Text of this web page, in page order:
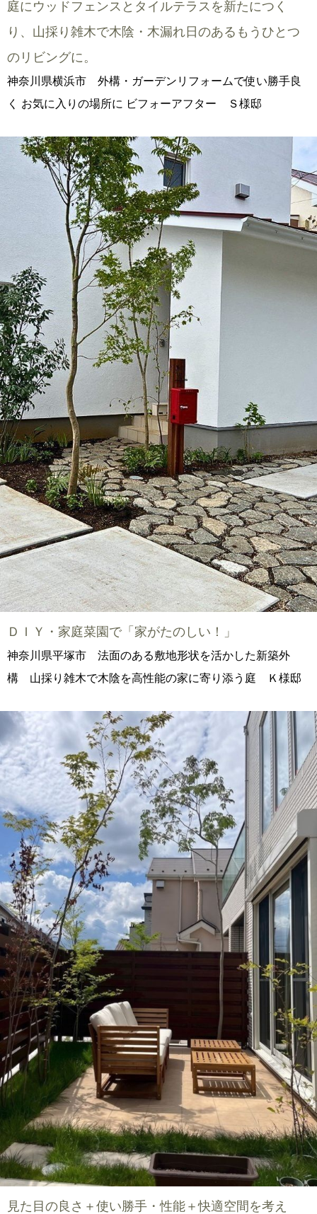
庭にウッドフェンスとタイルテラスを新たにつく
り、山採り雑木で木陰・木漏れ日のあるもうひとつ
のリビングに。
神奈川県横浜市 外構・ガーデンリフォームで使い勝手良
く お気に入りの場所に ビフォーアフター Ｓ様邸
ＤＩＹ・家庭菜園で「家がたのしい！」
神奈川県平塚市 法面のある敷地形状を活かした新築外
構 山採り雑木で木陰を高性能の家に寄り添う庭 Ｋ様邸
見た目の良さ＋使い勝手・性能＋快適空間を考え